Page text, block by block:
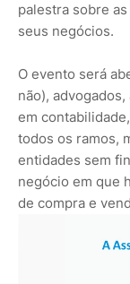
palestra sobre
seus negócios.
O evento será
não),
em
todos os ramos,
entidades sem
negócio em que
de compra e